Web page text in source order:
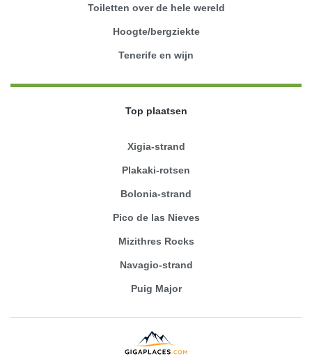
Toiletten over de hele wereld
Hoogte/bergziekte
Tenerife en wijn
Top plaatsen
Xigia-strand
Plakaki-rotsen
Bolonia-strand
Pico de las Nieves
Mizithres Rocks
Navagio-strand
Puig Major